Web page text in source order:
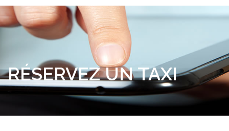
RÉSERVEZ UN TAXI